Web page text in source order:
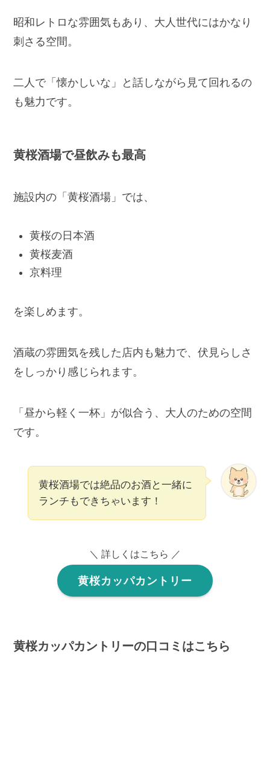
昭和レトロな雰囲気もあり、大人世代にはかなり
刺さる空間。
二人で「懐かしいな」と話しながら見て回れるの
も魅力です。
黄桜酒場で昼飲みも最高
施設内の「黄桜酒場」では、
黄桜の日本酒
黄桜麦酒
京料理
を楽しめます。
酒蔵の雰囲気を残した店内も魅力で、伏見らしさ
をしっかり感じられます。
「昼から軽く一杯」が似合う、大人のための空間
です。
黄桜酒場では絶品のお酒と一緒に
ランチもできちゃいます！
＼ 詳しくはこちら ／
黄桜カッパカントリー
黄桜カッパカントリーの口コミはこちら